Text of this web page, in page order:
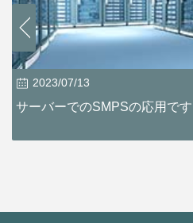
2023/07/13
サーバーでのSMPSの応用です